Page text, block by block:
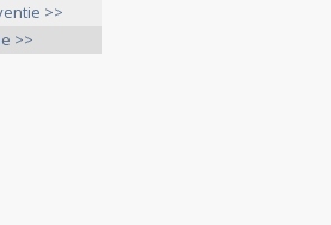
>>
>>